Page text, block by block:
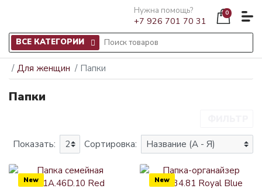
Нужна помощь?
+7 926 701 70 31
0
ВСЕ КАТЕГОРИИ
Для женщин Папки
Папки
Показать: Сортировка:
New New